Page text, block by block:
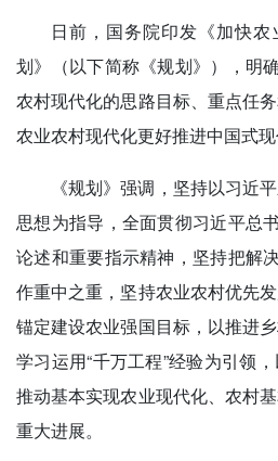
日前，国务院印发《加快农
划》（以下简称《规划》），明
农村现代化的思路目标、重点任
农业农村现代化更好推进中国式现
《规划》强调，坚持以习近
思想为指导，全面贯彻习近平总
论述和重要指示精神，坚持把解
作重中之重，坚持农业农村优先
锚定建设农业强国目标，以推进
学习运用“千万工程”经验为引领
推动基本实现农业现代化、农村
重大进展。